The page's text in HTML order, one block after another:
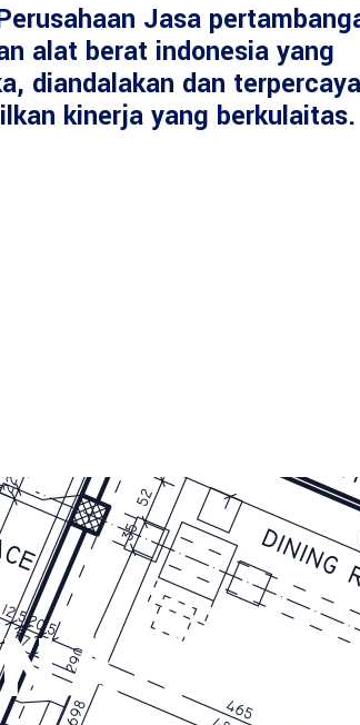
Jasa
alat berat indonesia yang
diandalakan dan
kinerja yang berkulaitas.